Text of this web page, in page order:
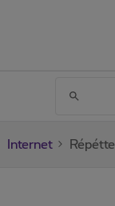
Internet